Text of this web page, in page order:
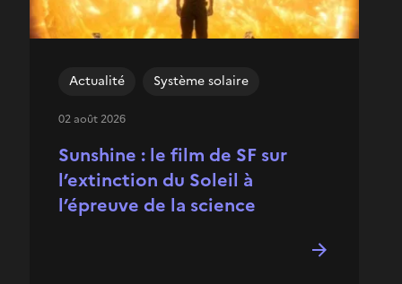
Sunshine : le film de SF sur
l’extinction du Soleil à
l’épreuve de la science
Actualité Système solaire
02 août 2026